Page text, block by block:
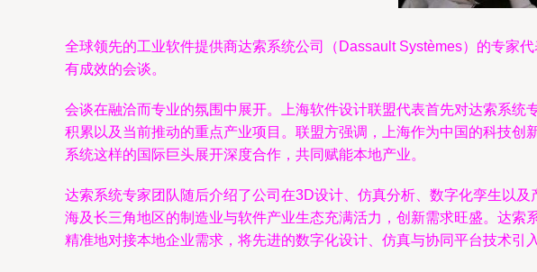
全球领先的工业软件提供商达索系统公司（Dassault Systèmes）的专家
有成效的会谈。
会谈在融洽而专业的氛围中展开。上海软件设计联盟代表首先对达索系
积累以及当前推动的重点产业项目。联盟方强调，上海作为中国的科技
系统这样的国际巨头展开深度合作，共同赋能本地产业。
达索系统专家团队随后介绍了公司在3D设计、仿真分析、数字化孪生以
海及长三角地区的制造业与软件产业生态充满活力，创新需求旺盛。达
精准地对接本地企业需求，将先进的数字化设计、仿真与协同平台技术引